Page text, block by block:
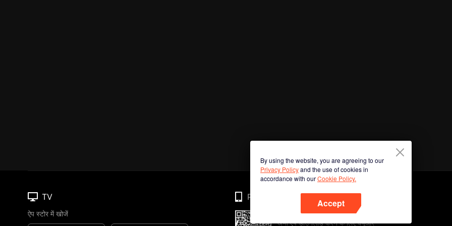
By using the website, you are agreeing to our
Privacy Policyand the use of cookies in
accordance with ourCookie Policy.
Accept
TV
ऐप स्टोर में खोजें
Phone
अभी ऐप डाउनलोड करने के लिए क्यूआर